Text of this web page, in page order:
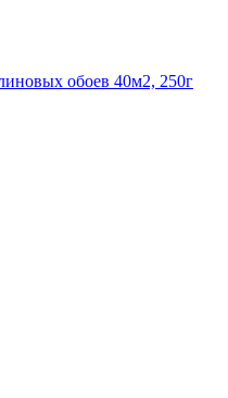
обоев 40м2, 250г